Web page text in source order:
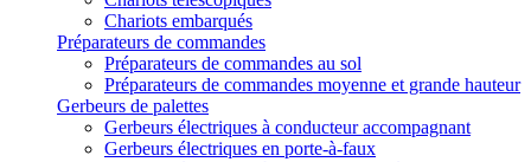
Chariots embarqués
Préparateurs de commandes
Préparateurs de commandes au sol
Préparateurs de commandes moyenne et grande hauteur
Gerbeurs de palettes
Gerbeurs électriques à conducteur accompagnant
Gerbeurs électriques en porte-à-faux